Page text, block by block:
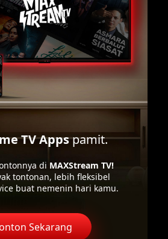
TV Appspamit.
di MAXStream TV!
tontonan, lebih fleksibel
buat nemenin hari kamu.
Sekarang